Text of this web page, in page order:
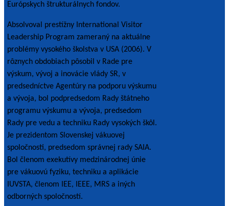
Európskych štrukturálnych fondov.
Absolvoval prestížny International Visitor
Leadership Program zameraný na aktuálne
problémy vysokého školstva v USA (2006). V
rôznych obdobiach pôsobil v Rade pre
výskum, vývoj a inovácie vlády SR, v
predsedníctve Agentúry na podporu výskumu
a vývoja, bol podpredsedom Rady štátneho
programu výskumu a vývoja, predsedom
Rady pre vedu a techniku Rady vysokých škôl.
Je prezidentom Slovenskej vákuovej
spoločnosti, predsedom správnej rady SAIA.
Bol členom exekutívy medzinárodnej únie
pre vákuovú fyziku, techniku a aplikácie
IUVSTA, členom IEE, IEEE, MRS a iných
odborných spoločností.